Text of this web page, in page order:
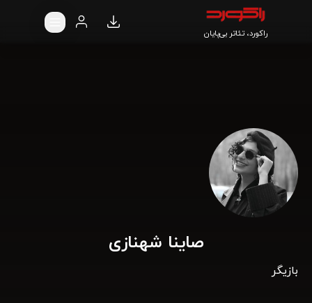
راکورد، تئاتر بی‌پایان
صاینا شهنازی
بازیگر